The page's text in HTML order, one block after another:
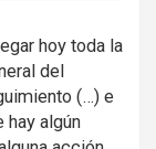
hoy toda la
del
(…) e
algún